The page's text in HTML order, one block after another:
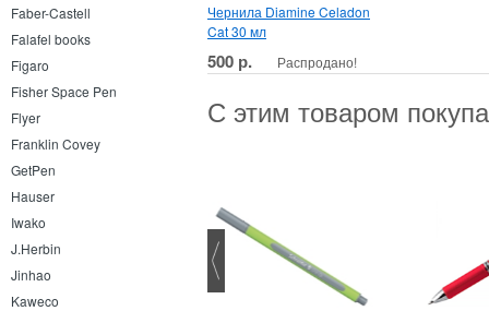
Faber-Castell
Falafel books
Figaro
Fisher Space Pen
Flyer
Franklin Covey
GetPen
Hauser
Iwako
J.Herbin
Jinhao
Kaweco
Чернила Diamine Celadon
Cat 30 мл
500 р. Распродано!
С этим товаром